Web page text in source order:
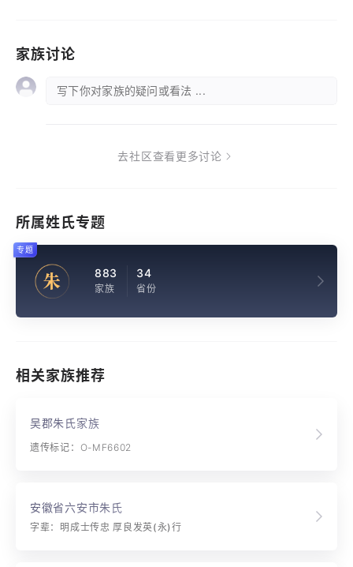
家族讨论
写下你对家族的疑问或看法 ...
去社区查看更多讨论
所属姓氏专题
朱 883
家族
34
省份
专题
相关家族推荐
吴郡朱氏家族
遗传标记：O-MF6602
安徽省六安市朱氏
字辈：明成士传忠 厚良发英(永)行